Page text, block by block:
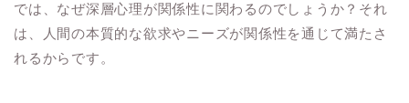
では、なぜ深層心理が関係性に関わるのでしょうか？それ
は、人間の本質的な欲求やニーズが関係性を通じて満たさ
れるからです。